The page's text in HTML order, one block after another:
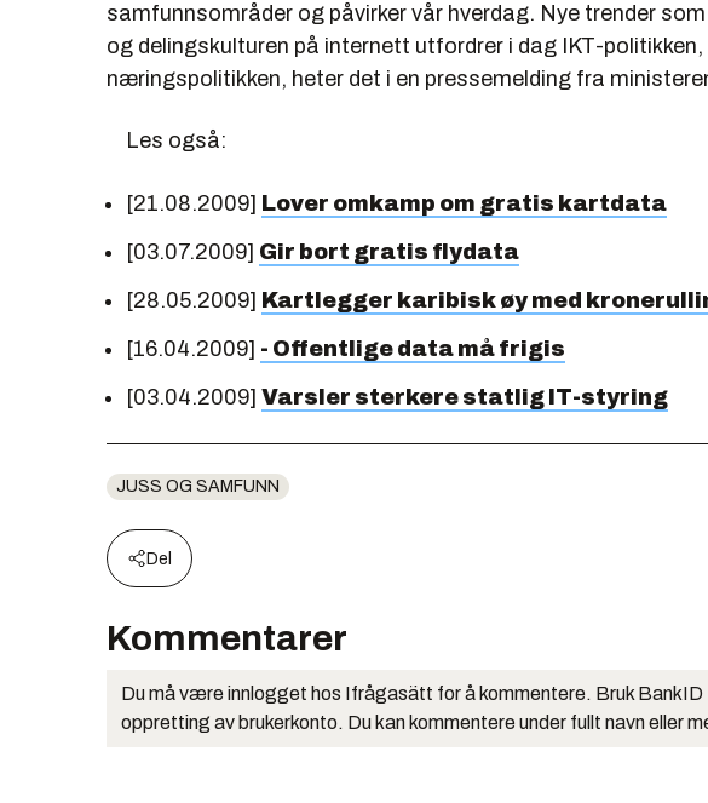
samfunnsområder og påvirker vår hverdag. Nye trender
og delingskulturen på internett utfordrer i dag IKT-
næringspolitikken, heter det i en pressemelding fra
Les også:
[21.08.2009] Lover omkamp om gratis kartdata
[03.07.2009] Gir bort gratis flydata
[28.05.2009] Kartlegger karibisk øy med
[16.04.2009] - Offentlige data må frigis
[03.04.2009] Varsler sterkere statlig IT-styring
JUSS OG SAMFUNN
Del
Kommentarer
Du må være innlogget hos Ifrågasätt for å kommentere. Bruk
oppretting av brukerkonto. Du kan kommentere under fullt navn eller